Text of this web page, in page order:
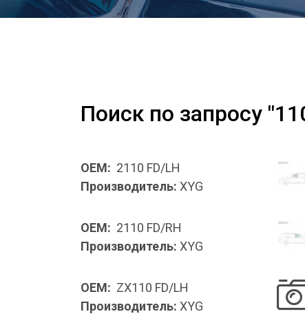
Поиск по запросу
OEM: 2110 FD/LH
Производитель: XYG
OEM: 2110 FD/RH
Производитель: XYG
OEM: ZX110 FD/LH
Производитель: XYG